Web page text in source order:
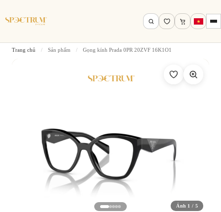
Tìm theo tên, mã gọng, thương hiệu…
Tìm kiếm
Trang chủ / Sản phẩm / Gọng kính Prada 0PR 20ZVF 16K1O1
Ảnh 1 / 5